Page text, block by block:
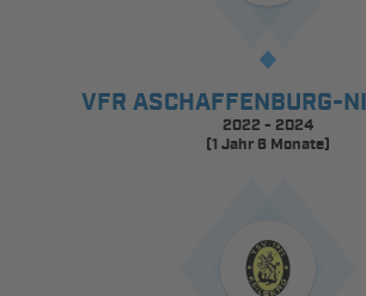
VFR ASCHAFFENBURG-
2022 - 2024
(1 Jahr 6 Monate)